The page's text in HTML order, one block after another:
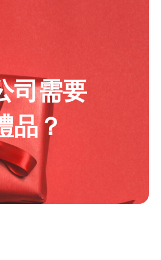
司需要
品？